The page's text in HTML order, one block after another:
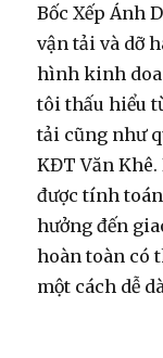
Bốc Xếp Ánh
vận tải và dỡ
hình kinh
tôi thấu hiểu
tải cũng như
KĐT Văn
được tính
hưởng đến
hoàn toàn có
một cách dễ